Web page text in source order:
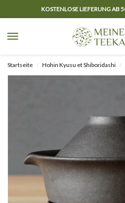
KOSTENLOSE LIEFERUNG AB
Startseite / Hohin Kyusu et Shiboridashi /